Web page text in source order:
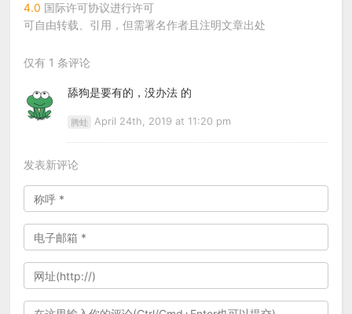
4.0 国际许可协议进行许可
可自由转载、引用，但需署名作者且注明文章出处
仅有 1 条评论
舔狗是要有的，没办法 的
腾蛙 April 24th, 2019 at 11:20 pm
发表新评论